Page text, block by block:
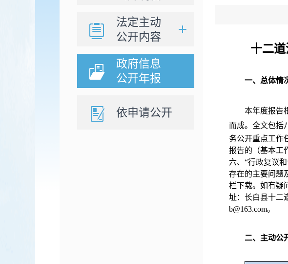
法定主动
公开内容
政府信息
公开年报
依申请公开
十二
一、总体情
本年度报告
而成。全文包括
务公开重点工作
报告的（基本工
六、“行政复议
存在的主要问题
栏下载。如有疑
址：长白县十二
b@163.com。
二、主动公